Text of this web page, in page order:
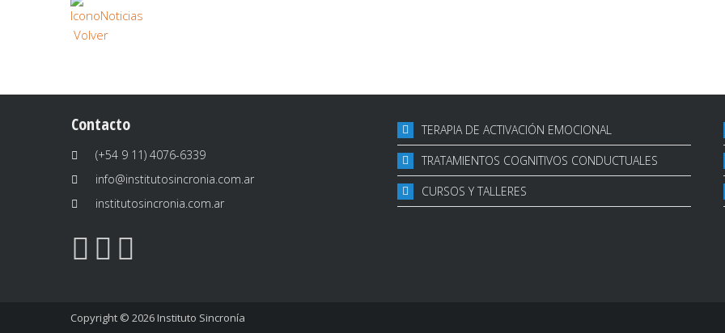
Volver
Contacto
(+54 9 11) 4076-6339
info@institutosincronia.com.ar
institutosincronia.com.ar
TERAPIA DE ACTIVACIÓN EMOCIONAL
TRATAMIENTOS COGNITIVOS CONDUCTUALES
CURSOS Y TALLERES
Copyright © 2026Instituto Sincronía